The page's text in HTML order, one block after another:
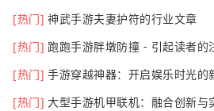
[热门] 神武手游夫妻护符的行业文章
[热门] 跑跑手游胖墩防撞 - 引起读者的
[热门] 手游穿越神器：开启娱乐时光的
[热门] 大型手游机甲联机：融合创新与